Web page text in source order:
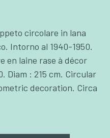
circolare in lana
Intorno al 1940-1950.
en laine rase à décor
Diam : 215 cm. Circular
decoration. Circa